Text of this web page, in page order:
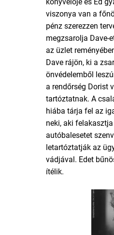
viszonya van a
pénz szerezzen
megzsarolja Dave-
az üzlet
Dave rájön, ki a
önvédelemből
a rendőrség Dorist
tartóztatnak. A
hiába tárja fel az
neki, aki
autóbalesetet
letartóztatják az
vádjával. Edet
ítélik.